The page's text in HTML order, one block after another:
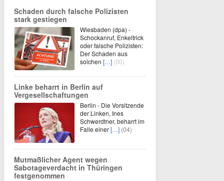
Schaden durch falsche Polizisten
stark gestiegen
Wiesbaden (dpa) -
Schockanruf, Enkeltrick
oder falsche Polizisten:
Der Schaden aus
solchen […] (00)
Linke beharrt in Berlin auf
Vergesellschaftungen
Berlin - Die Vorsitzende
der Linken, Ines
Schwerdtner, beharrt im
Falle einer[…] (04)
Mutmaßlicher Agent wegen
Sabotageverdacht in Thüringen
festgenommen